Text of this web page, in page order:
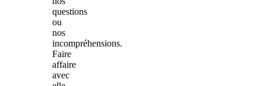
questions
ou
nos
incompréhensions.
Faire
affaire
avec